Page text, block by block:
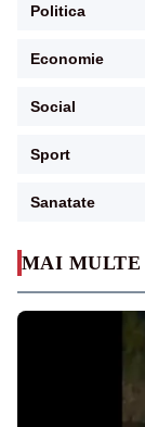
MAI
Politica
Economie
Social
Sport
Sanatate